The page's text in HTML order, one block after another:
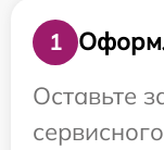
1
Оставьте